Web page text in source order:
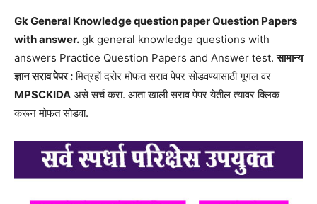
Gk General Knowledge question paper Question Papers
with answer. gk general knowledge questions with
answers Practice Question Papers and Answer test.सामान्य
ज्ञान सराव पेपर :मित्रहों दरोर मोफत सराव पेपर सोडवण्यासाठी गूगल वर
MPSCKIDA असे सर्च करा. आता खाली सराव पेपर येतील त्यावर क्लिक
करून मोफत सोडवा.